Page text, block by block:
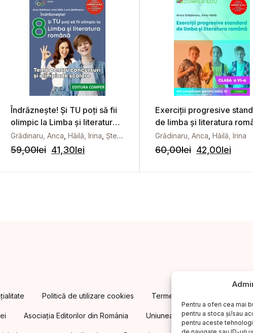
Pentru a oferi cea mai
pentru a stoca și/sau
pentru aceste
Îndrăznește! Și TU poți să fii
olimpic la Limba și literatura
română. Teme pentru
concursuri și olimpiade
Grădinaru, Anca Hăilă, Irina Ștefănescu, Lucia
59,00lei 41,30lei
Exerciții progresive
de limba și literatura
clasa a VI-a
Grădinaru, Anca Hăilă, Irina
60,00lei 42,00lei
Politică de utilizare cookies Termeni și condiții. Cum
Asociația Editorilor din România Uniunea Editorilor din România